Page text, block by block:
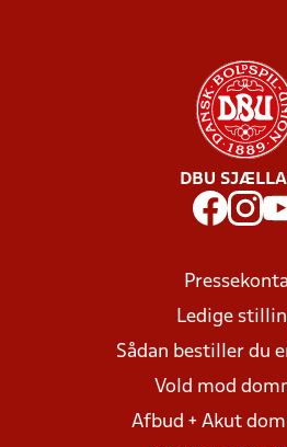
DBU
Ledige
Sådan bestiller du
Vold mod
Afbud + Akut